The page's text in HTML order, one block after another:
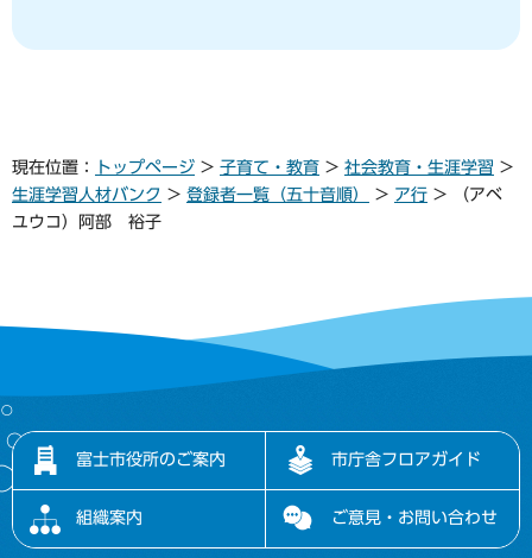
現在位置： トップページ > 子育て・教育 > 社会教育・生涯学習 >
生涯学習人材バンク > 登録者一覧（五十音順） > ア行 > （アベ
ユウコ）阿部 裕子
富士市役所のご案内 市庁舎フロアガイド
組織案内 ご意見・お問い合わせ